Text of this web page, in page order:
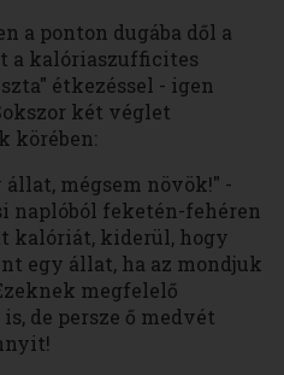
a ponton dugába dől a
a kalóriaszufficites
étkezéssel - igen
két véglet
körében:
mégsem növök!" -
naplóból feketén-fehéren
kalóriát, kiderül, hogy
egy állat, ha az mondjuk
megfelelő
de persze ő medvét